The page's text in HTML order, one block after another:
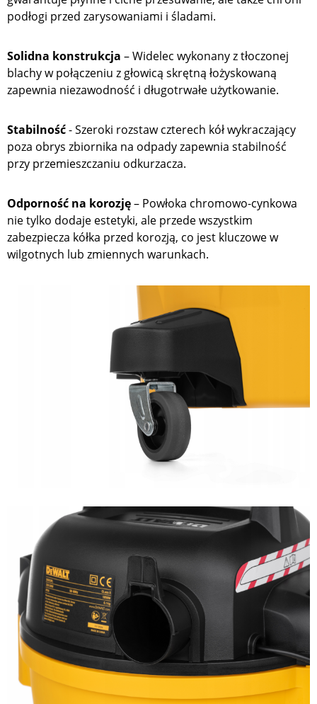
podłogi przed zarysowaniami i śladami.
Solidna konstrukcja – Widelec wykonany z tłoczonej
blachy w połączeniu z głowicą skrętną łożyskowaną
zapewnia niezawodność i długotrwałe użytkowanie.
Stabilność- Szeroki rozstaw czterech kół wykraczający
poza obrys zbiornika na odpady zapewnia stabilność
przy przemieszczaniu odkurzacza.
Odporność na korozję– Powłoka chromowo-cynkowa
nie tylko dodaje estetyki, ale przede wszystkim
zabezpiecza kółka przed korozją, co jest kluczowe w
wilgotnych lub zmiennych warunkach.